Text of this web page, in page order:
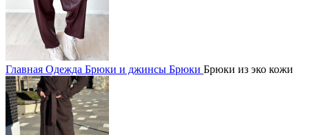
Главная Одежда Брюки и джинсы Брюки Брюки из эко кожи